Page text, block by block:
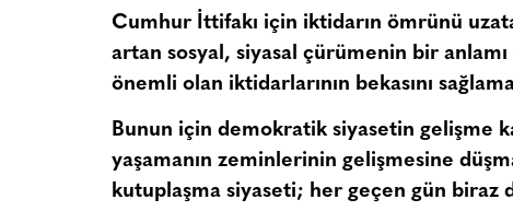
Cumhur İttifakı için iktidarın ömrünü
artan sosyal, siyasal çürümenin bir
önemli olan iktidarlarının bekasını
Bunun için demokratik siyasetin gelişme
yaşamanın zeminlerinin gelişmesine
kutuplaşma siyaseti; her geçen gün biraz